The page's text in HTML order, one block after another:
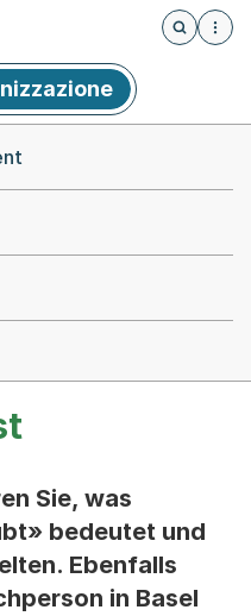
Öffnet
Sie, was
bedeutet und
Ebenfalls
in Basel